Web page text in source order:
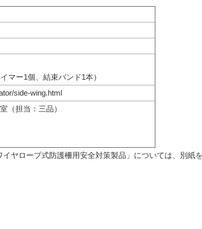
マー1個、結束バンド1本）
side-wing.html
（担当：三品）
ヤロープ式防護柵用安全対策製品」については、別紙